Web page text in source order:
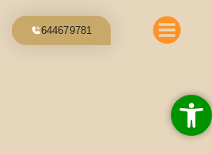
644679781
Abrir